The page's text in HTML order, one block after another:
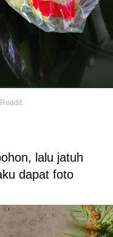
lalu jatuh
dapat foto